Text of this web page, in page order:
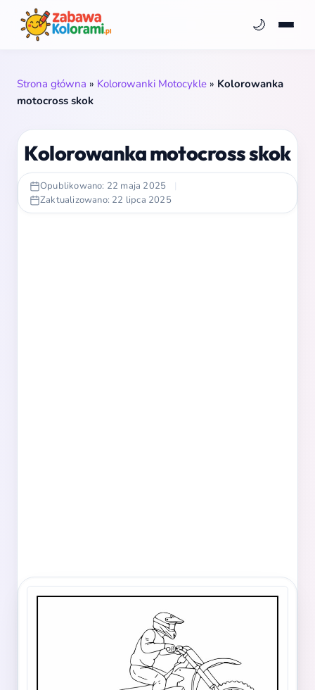
🌙
Strona główna » Kolorowanki Motocykle » Kolorowanka
motocross skok
Kolorowanka motocross skok
Opublikowano: 22 maja 2025
|
Zaktualizowano: 22 lipca 2025